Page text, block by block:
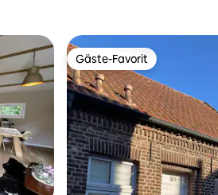
Gäste-Favorit
Gäste-Favorit